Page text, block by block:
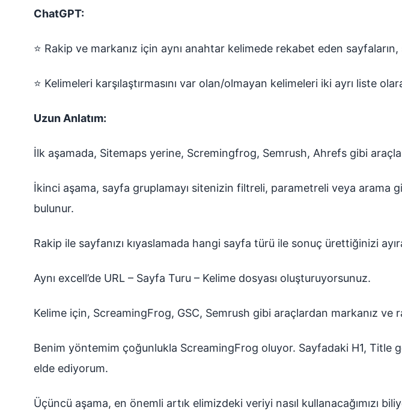
ChatGPT:
⭐ Rakip ve markanız için aynı anahtar kelimede rekabet eden
⭐ Kelimeleri karşılaştırmasını var olan/olmayan kelimeleri iki ayrı liste
Uzun Anlatım:
İlk aşamada, Sitemaps yerine, Scremingfrog, Semrush, Ahrefs gibi
İkinci aşama, sayfa gruplamayı sitenizin filtreli, parametreli veya arama
bulunur.
Rakip ile sayfanızı kıyaslamada hangi sayfa türü ile sonuç ürettiğinizi
Aynı excell’de URL – Sayfa Turu – Kelime dosyası oluşturuyorsunuz.
Kelime için, ScreamingFrog, GSC, Semrush gibi araçlardan markanız
Benim yöntemim çoğunlukla ScreamingFrog oluyor. Sayfadaki H1,
elde ediyorum.
Üçüncü aşama, en önemli artık elimizdeki veriyi nasıl kullanacağımızı